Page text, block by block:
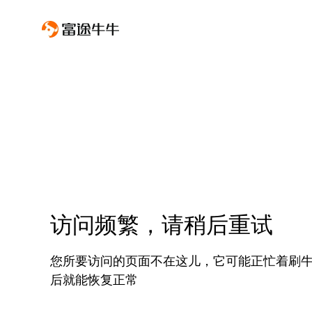
访问频繁，请稍后重试
您所要访问的页面不在这儿，它可能正忙着刷
后就能恢复正常